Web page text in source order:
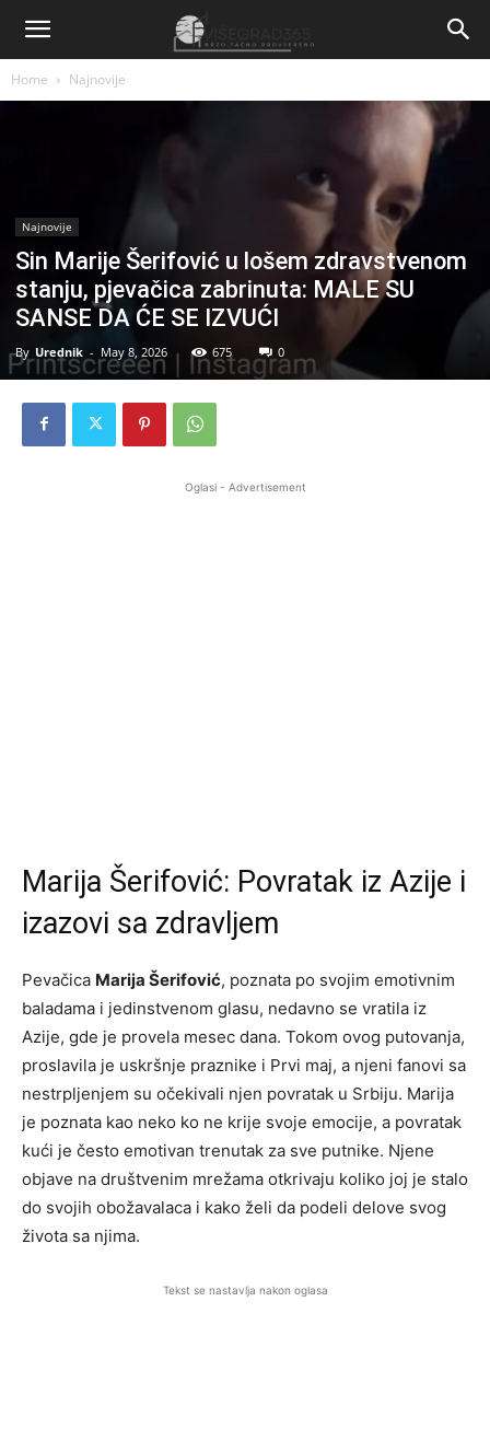
Home Najnovije
Najnovije
Sin Marije Šerifović u lošem zdravstvenom
stanju, pjevačica zabrinuta: MALE SU
SANSE DA ĆE SE IZVUĆI
By Urednik - May 8, 2026 675 0
Oglasi - Advertisement
Marija Šerifović: Povratak iz Azije i
izazovi sa zdravljem
Pevačica Marija Šerifović, poznata po svojim emotivnim
baladama i jedinstvenom glasu, nedavno se vratila iz
Azije, gde je provela mesec dana. Tokom ovog putovanja,
proslavila je uskršnje praznike i Prvi maj, a njeni fanovi sa
nestrpljenjem su očekivali njen povratak u Srbiju. Marija
je poznata kao neko ko ne krije svoje emocije, a povratak
kući je često emotivan trenutak za sve putnike. Njene
objave na društvenim mrežama otkrivaju koliko joj je stalo
do svojih obožavalaca i kako želi da podeli delove svog
života sa njima.
Tekst se nastavlja nakon oglasa